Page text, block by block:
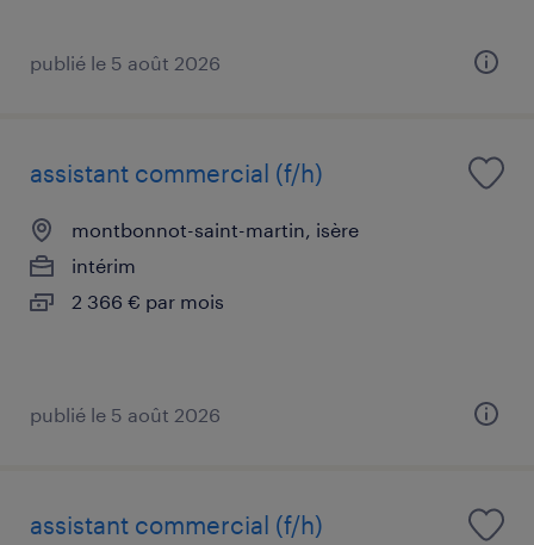
publié le 5 août 2026
assistant commercial (f/h)
montbonnot-saint-martin, isère
intérim
2 366 € par mois
publié le 5 août 2026
assistant commercial (f/h)